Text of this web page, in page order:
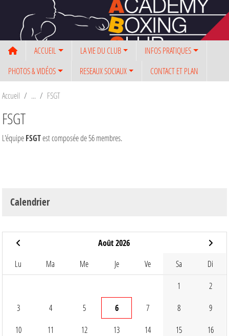
ACCUEIL LA VIE DU CLUB
INFOS PRATIQUES
PHOTOS & VIDÉOS
RESEAUX SOCIAUX CONTACT ET PLAN
Accueil FSGT
FSGT
L'équipeFSGTest composée de 56 membres.
Calendrier
Août 2026
Lu Ma Me Je Ve Sa Di
1 2
3 4 5 6 7 8 9
10 11 12 13 14 15 16
Panneau de gestion des cookies